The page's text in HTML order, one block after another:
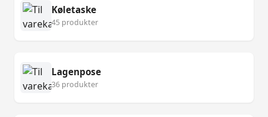
Køletaske
45 produkter
Lagenpose
36 produkter